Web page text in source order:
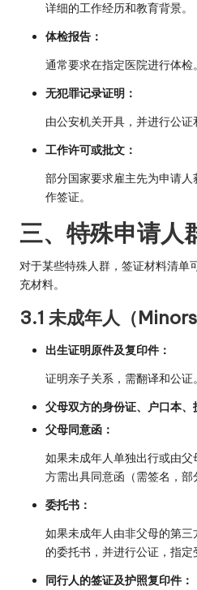
详细的工作经历和教育背景。
体检报告：
通常要求在指定医院进行体检。
无犯罪记录证明：
由公安机关开具，并进行公证
工作许可或批文：
部分国家要求雇主先为申请
作签证。
三、特殊申请人
对于某些特殊人群，签证材料清单
充材料。
3.1 未成年人（Minors
出生证明原件及复印件：
证明亲子关系，需翻译和公证。
父母双方的身份证、户口本、
父母同意函：
如果未成年人单独出行或由
方需出具同意函（需签名，部
委托书：
如果未成年人由非父母的第
的委托书，并进行公证，指定
同行人的签证及护照复印件：